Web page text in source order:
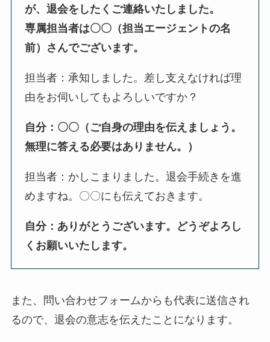
が、退会をしたくご連絡いたしました。
専属担当者は〇〇（担当エージェントの名
前）さんでございます。
担当者：承知しました。差し支えなければ理
由をお伺いしてもよろしいですか？
自分：〇〇（ご自身の理由を伝えましょう。
無理に答える必要はありません。）
担当者：かしこまりました。退会手続きを進
めますね。〇〇にも伝えておきます。
自分：ありがとうございます。どうぞよろし
くお願いいたします。
また、問い合わせフォームからも代表に送信され
るので、退会の意志を伝えたことになります。